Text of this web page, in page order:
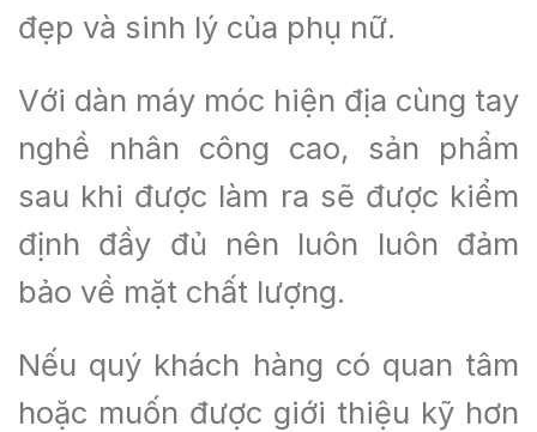
đẹp và sinh lý của phụ nữ.
Với dàn máy móc hiện địa cùng tay
nghề nhân công cao, sản phẩm
sau khi được làm ra sẽ được kiểm
định đầy đủ nên luôn luôn đảm
bảo về mặt chất lượng.
Nếu quý khách hàng có quan tâm
hoặc muốn được giới thiệu kỹ hơn